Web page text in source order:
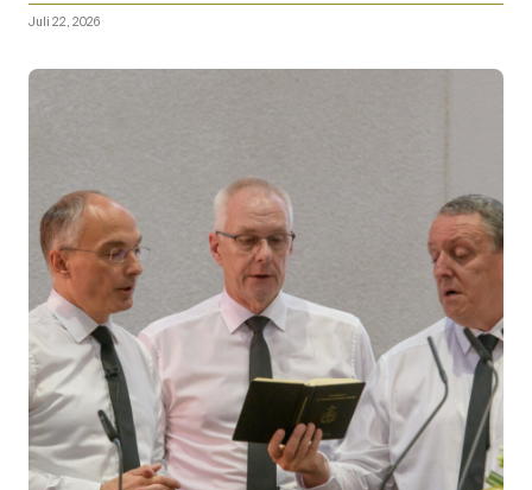
Juli 22, 2026